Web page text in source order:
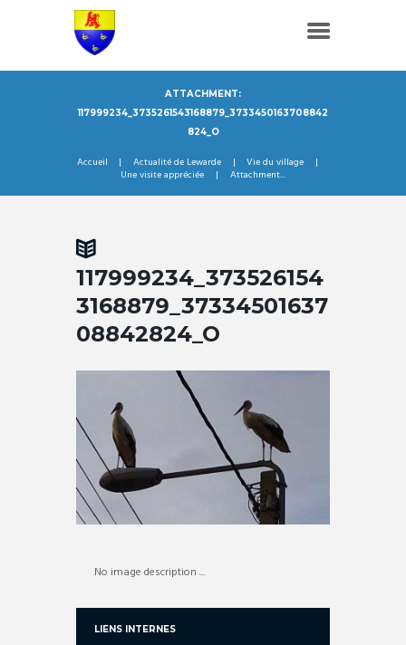
ATTACHMENT:
117999234_3735261543168879_3733450163708842
824_O
Accueil Actualité de Lewarde
Vie du village
Une visite appréciée
Attachment...
117999234_373526154
3168879_37334501637
08842824_O
No image description ...
LIENS INTERNES